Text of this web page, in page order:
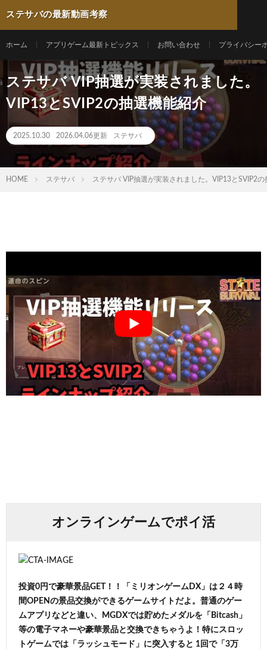
ステサバの最新動画考察
ホーム アプリゲーム最新トピックス お問い合わせ プライバシー
ステサバ VIP抽選が実装されました。
VIP13とSVIP2の抽選機能紹介
2025.10.30 2026.04.06更新 ステサバ
HOME ステサバ ステサバ VIP抽選が実装されました。VIP13とSVIP2
オンラインゲームでポイ活
投資0円で豪華景品GET！！「ミリオンゲームDX」は２４時
間OPENの景品交換ができるゲームサイトだよ。普通のゲー
ムアプリなどと違い、MGDXでは貯めたメダルを「Bitcash」
等の電子マネーや豪華景品と交換できちゃうよ！特にスロッ
トゲームでは「ラッシュモード」に突入すると 1回で「3万